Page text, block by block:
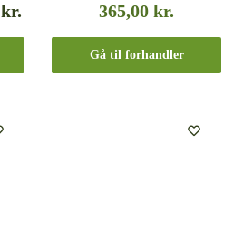
kr. 365,00kr.
Gå til forhandler